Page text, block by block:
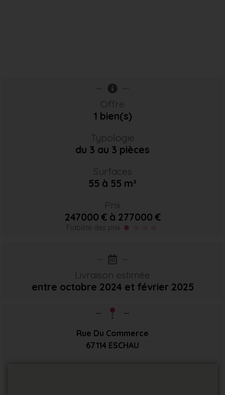
Offre
1 bien(s)
Typologie
du 3 au 3 pièces
Surfaces
55 à 55 m²
Prix
247000 € à 277000 €
Fiabilité des prix
Livraison estimée
entre octobre 2024 et février 2025
Rue Du Commerce
67114 ESCHAU